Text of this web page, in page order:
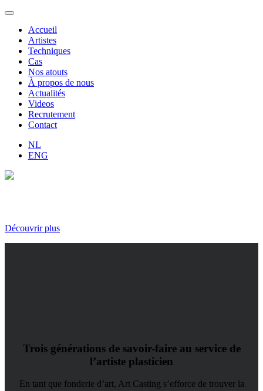
Aller
contenuAccueil
Artistes
Techniques
Cas
Nos atouts
À propos de nous
Actualités
Videos
Recrutement
Contact
NL
ENG
Découvrir plus
Trois générations de savoir-faire au service de
l’artiste plasticien
En tant que fonderie d’art, Art Casting s’efforce de trouver la